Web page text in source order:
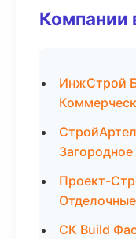
Компании
ИнжСтрой
Проект-
СК Build